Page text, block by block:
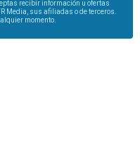
recibir información u ofertas
Media, sus afiliadas o de terceros.
momento.